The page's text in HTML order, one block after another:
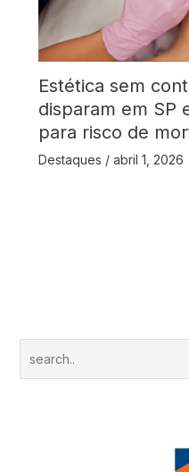
Estética sem
disparam em SP
para risco de
Destaques / abril 1, 2026